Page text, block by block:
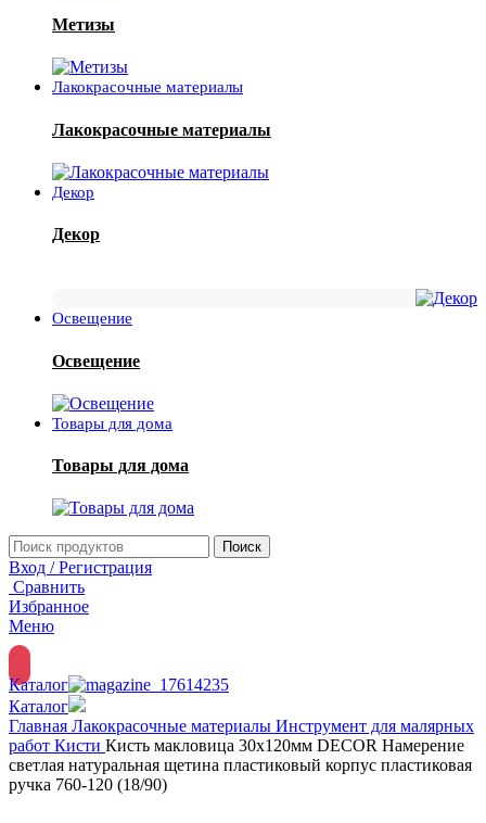
Метизы
Лакокрасочные материалы
Лакокрасочные материалы
Декор
Декор
Освещение
Освещение
Товары для дома
Товары для дома
Поиск
Вход / Регистрация
Сравнить
Избранное
Меню
Каталог
Каталог
Главная Лакокрасочные материалы Инструмент для малярных
работ Кисти Кисть макловица 30х120мм DECOR Намерение
светлая натуральная щетина пластиковый корпус пластиковая
ручка 760-120 (18/90)